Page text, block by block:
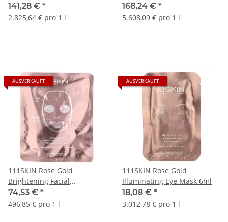
141,28 € *
2.825,64 € pro 1 l
168,24 € *
5.608,09 € pro 1 l
AUSVERKAUFT
111SKIN Rose Gold
Brightening Facial
Treatment Mask Set 150ml
74,53 € *
496,85 € pro 1 l
AUSVERKAUFT
111SKIN Rose Gold
Illuminating Eye Mask 6ml
18,08 € *
3.012,78 € pro 1 l